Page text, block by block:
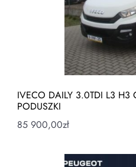
IVECO DAILY 3.0TDI L3 H3
PODUSZKI
85 900,00zł